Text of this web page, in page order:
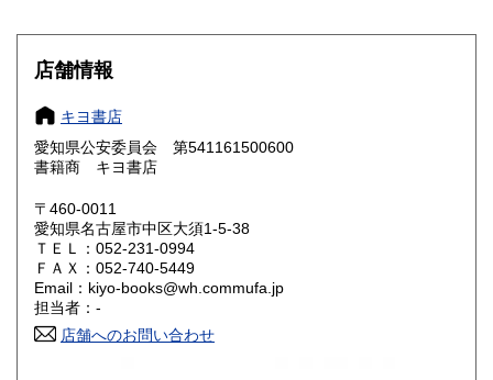
大阪府
奈良県
鳥取県 600円 島根県
岡山県
山口県 600円
香川県 愛媛県
高知県 600円
店舗情報
キヨ書店
愛知県公安委員会 第541161500600
書籍商 キヨ書店
〒460-0011
愛知県名古屋市中区大須1-5-38
ＴＥＬ：052-231-0994
ＦＡＸ：052-740-5449
Email：kiyo-books@wh.commufa.jp
担当者：-
店舗へのお問い合わせ